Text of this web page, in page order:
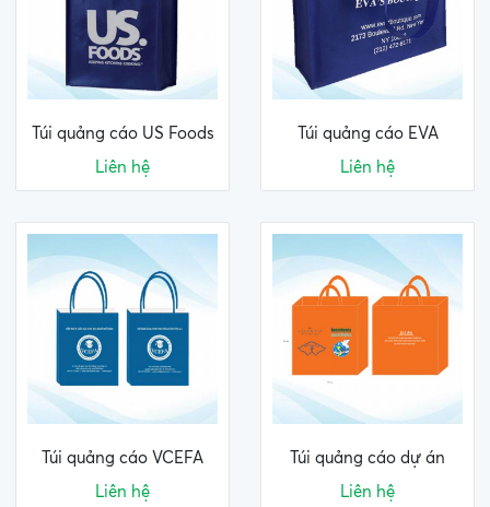
Túi quảng cáo US Foods
Liên hệ
Túi quảng cáo EVA
Liên hệ
Túi quảng cáo VCEFA
Liên hệ
Túi quảng cáo dự án
Liên hệ